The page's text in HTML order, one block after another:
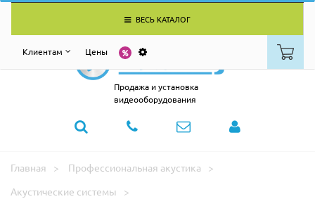
ВЕСЬ КАТАЛОГ
Клиентам Цены
Продажа и установка
видеооборудования
Главная
Профессиональная акустика
Акустические системы